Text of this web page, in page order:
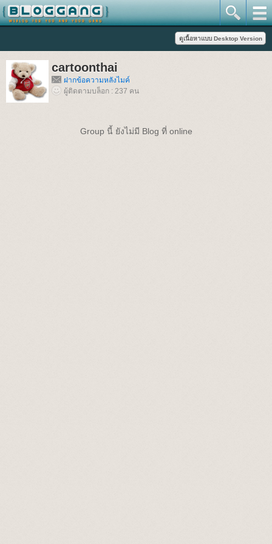
cartoonthai
ฝากข้อความหลังไมค์
ผู้ติดตามบล็อก : 237 คน
Group นี้ ยังไม่มี Blog ที่ online